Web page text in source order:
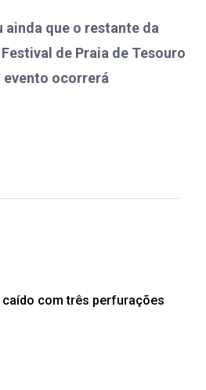
que o restante da
de Praia de Tesouro
evento ocorrerá
com três perfurações